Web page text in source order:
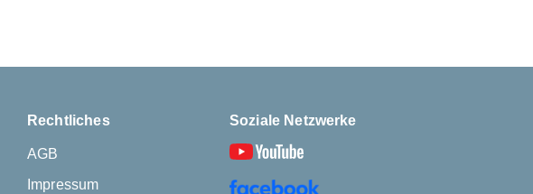
Rechtliches
AGB
Impressum
Soziale Netzwerke